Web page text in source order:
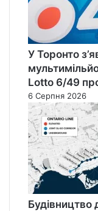
У Торонто
Lotto 6/49
6 Серпня 2026
Будівництво